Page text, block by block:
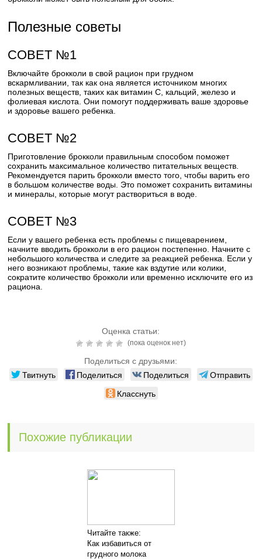
Полезные советы
СОВЕТ №1
Включайте брокколи в свой рацион при грудном
вскармливании, так как она является источником многих
полезных веществ, таких как витамин С, кальций, железо и
фолиевая кислота. Они помогут поддерживать ваше здоровье
и здоровье вашего ребенка.
СОВЕТ №2
Приготовление брокколи правильным способом поможет
сохранить максимальное количество питательных веществ.
Рекомендуется парить брокколи вместо того, чтобы варить его
в большом количестве воды. Это поможет сохранить витамины
и минералы, которые могут раствориться в воде.
СОВЕТ №3
Если у вашего ребенка есть проблемы с пищеварением,
начните вводить брокколи в его рацион постепенно. Начните с
небольшого количества и следите за реакцией ребенка. Если у
него возникают проблемы, такие как вздутие или колики,
сократите количество брокколи или временно исключите его из
рациона.
Оценка статьи:
(пока оценок нет)
Поделиться с друзьями:
Твитнуть Поделиться Поделиться
Отправить
Класснуть
Похожие публикации
Читайте также:
Как избавиться от
грудного молока